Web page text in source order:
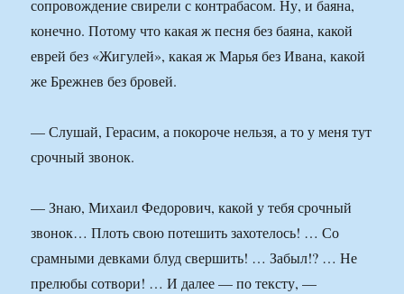
сопровождение свирели с контрабасом. Ну, и баяна,
конечно. Потому что какая ж песня без баяна, какой
еврей без «Жигулей», какая ж Марья без Ивана, какой
же Брежнев без бровей.
— Слушай, Герасим, а покороче нельзя, а то у меня тут
срочный звонок.
— Знаю, Михаил Федорович, какой у тебя срочный
звонок… Плоть свою потешить захотелось! … Со
срамными девками блуд свершить! … Забыл!? … Не
прелюбы сотвори! … И далее — по тексту, —